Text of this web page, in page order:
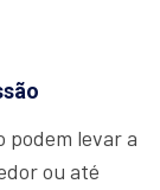
podem levar a
ou até